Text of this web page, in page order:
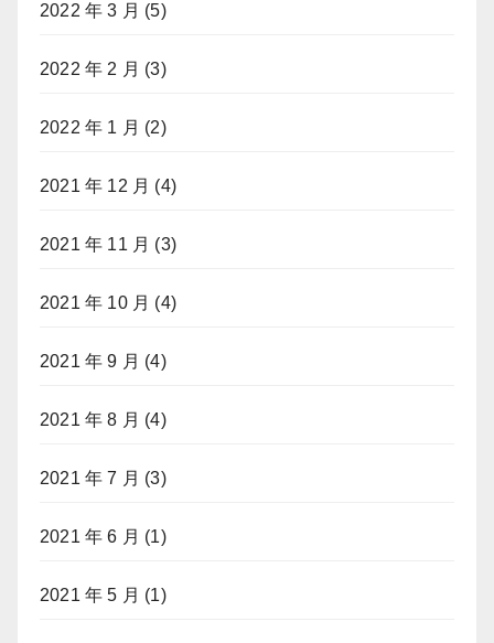
2022 年 3 月 (5)
2022 年 2 月 (3)
2022 年 1 月 (2)
2021 年 12 月 (4)
2021 年 11 月 (3)
2021 年 10 月 (4)
2021 年 9 月 (4)
2021 年 8 月 (4)
2021 年 7 月 (3)
2021 年 6 月 (1)
2021 年 5 月 (1)